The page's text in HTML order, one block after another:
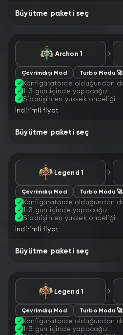
Büyütme paketi seç
Archon 1
Çevrimdışı Mod Turbo Modu 🚀
Konfigüratörde olduğundan
1-3 gün içinde yapacağız
Siparişin en yüksek önceliği
İndirimli fiyat
Büyütme paketi seç
Legend 1
Çevrimdışı Mod Turbo Modu 🚀
Konfigüratörde olduğundan
1-3 gün içinde yapacağız
Siparişin en yüksek önceliği
İndirimli fiyat
Büyütme paketi seç
Legend 1
Çevrimdışı Mod Turbo Modu 🚀
Konfigüratörde olduğundan
1-3 gün içinde yapacağız